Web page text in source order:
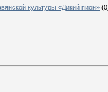
культуры «Дикий пион»